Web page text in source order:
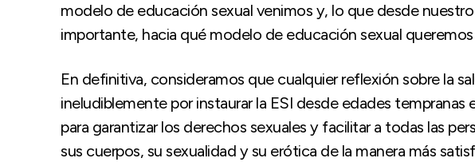
modelo de educación sexual venimos y, lo que desde
importante, hacia qué modelo de educación sexual queremos
En definitiva, consideramos que cualquier reflexión sobre la
ineludiblemente por instaurar la ESI desde edades tempranas
para garantizar los derechos sexuales y facilitar a todas las
sus cuerpos, su sexualidad y su erótica de la manera más